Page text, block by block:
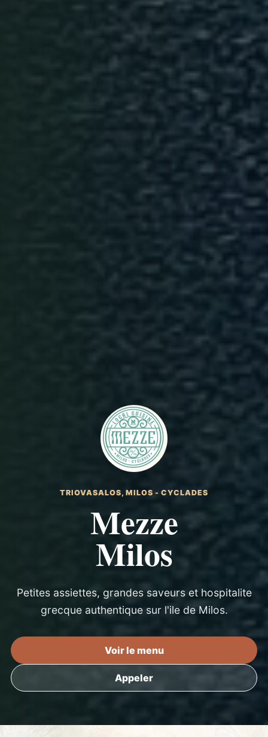
TRIOVASALOS, MILOS - CYCLADES
Mezze
Milos
Petites assiettes, grandes saveurs et hospitalite
grecque authentique sur l'ile de Milos.
Voir le menu
Appeler